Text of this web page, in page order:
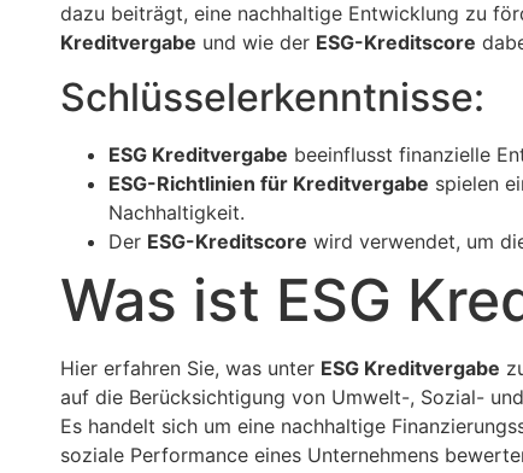
dazu beiträgt, eine nachhaltige Entwicklung zu
Kreditvergabe und wie der ESG-Kreditscore
Schlüsselerkenntnisse:
ESG Kreditvergabe beeinflusst finanzielle
ESG-Richtlinien für Kreditvergabe spielen
Nachhaltigkeit.
Der ESG-Kreditscore wird verwendet, um
Was ist ESG
Hier erfahren Sie, was unter ESG Kreditvergabe
auf die Berücksichtigung von Umwelt-, Sozial-
Es handelt sich um eine nachhaltige
soziale Performance eines Unternehmens